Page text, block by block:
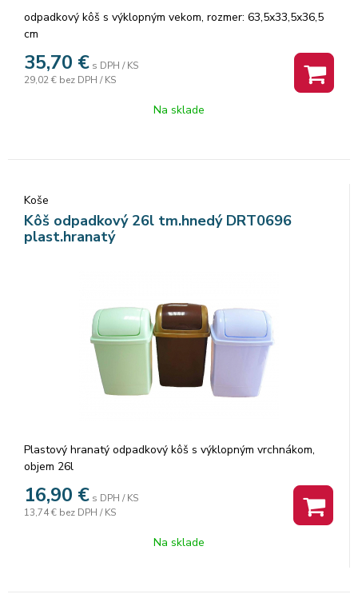
odpadkový kôš s výklopným vekom, rozmer: 63,5x33,5x36,5
cm
35,70 € s DPH / KS
29,02 € bez DPH / KS
Na sklade
Koše
Kôš odpadkový 26l tm.hnedý DRT0696
plast.hranatý
Plastový hranatý odpadkový kôš s výklopným vrchnákom,
objem 26l
16,90 € s DPH / KS
13,74 € bez DPH / KS
Na sklade